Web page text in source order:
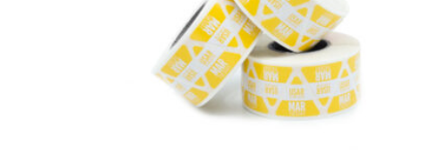
ADD TO CART